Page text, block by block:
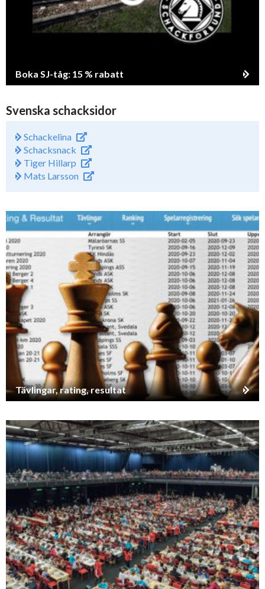
Boka SJ-tåg: 15 % rabatt
Svenska schacksidor
Schackelina
Schacksnack
Tiger Hillarp
Mats Larsson
Tävlingar, rating, resultat